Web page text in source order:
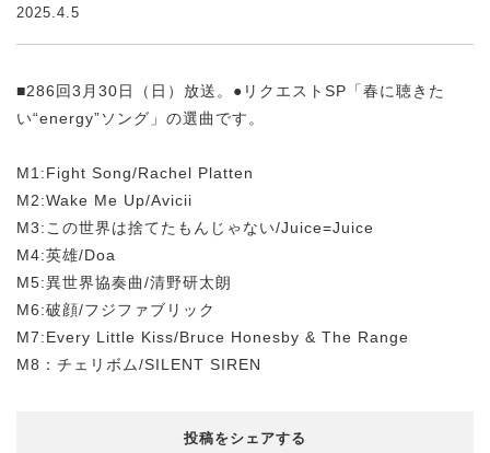
2025.4.5
■286回3月30日（日）放送。●リクエストSP「春に聴きた
い“energy”ソング」の選曲です。
M1:Fight Song/Rachel Platten
M2:Wake Me Up/Avicii
M3:この世界は捨てたもんじゃない/Juice=Juice
M4:英雄/Doa
M5:異世界協奏曲/清野研太朗
M6:破顔/フジファブリック
M7:Every Little Kiss/Bruce Honesby & The Range
M8：チェリボム/SILENT SIREN
投稿をシェアする